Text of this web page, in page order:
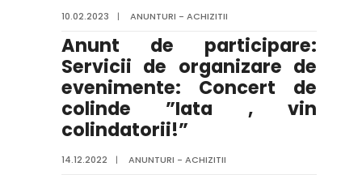
10.02.2023 | ANUNTURI - ACHIZITII
Anunt de participare:
Servicii de organizare de
evenimente: Concert de
colinde ”Iata , vin
colindatorii!”
14.12.2022 | ANUNTURI - ACHIZITII